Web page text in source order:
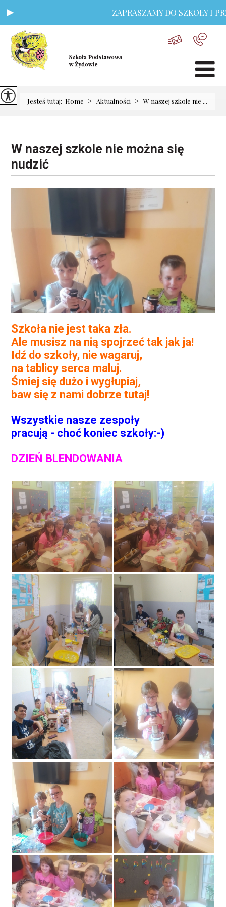
ZAPRASZAMY DO SZKOŁY I
Jesteś tutaj: Home > Aktualności > W naszej szkole nie ...
W naszej szkole nie można się
nudzić
Szkoła nie jest taka zła.
Ale musisz na nią spojrzeć tak jak ja!
Idź do szkoły, nie wagaruj,
na tablicy serca maluj.
Śmiej się dużo i wygłupiaj,
baw się z nami dobrze tutaj!
Wszystkie nasze zespoły
pracują - choć koniec szkoły:-)
DZIEŃ BLENDOWANIA